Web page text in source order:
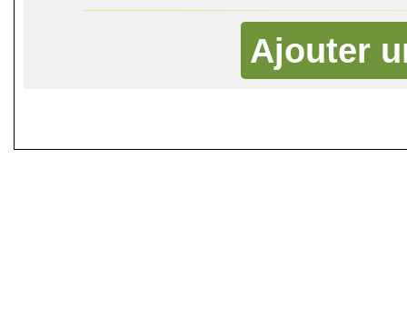
Ajouter